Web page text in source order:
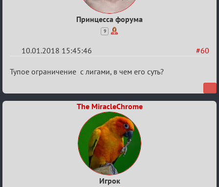
Принцесса форума
9
#60
10.01.2018 15:45:46
Re:
«Менеджер
Тупое ограничение с лигами, в чем его суть?
The MiracleChrome
Игрок